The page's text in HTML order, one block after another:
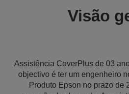
Visão
Assistência CoverPlus de 03
objectivo é ter um engenheiro
Produto Epson no prazo de